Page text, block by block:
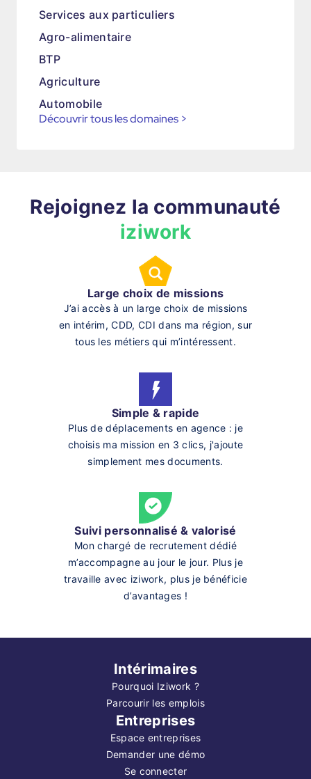
Services aux particuliers
Agro-alimentaire
BTP
Agriculture
Automobile
Découvrir tous les domaines >
Rejoignez la communauté
iziwork
Large choix de missions
J’ai accès à un large choix de missions
en intérim, CDD, CDI dans ma région, sur
tous les métiers qui m’intéressent.
Simple & rapide
Plus de déplacements en agence : je
choisis ma mission en 3 clics, j'ajoute
simplement mes documents.
Suivi personnalisé & valorisé
Mon chargé de recrutement dédié
m’accompagne au jour le jour. Plus je
travaille avec iziwork, plus je bénéficie
d’avantages !
Intérimaires
Pourquoi Iziwork ?
Parcourir les emplois
Entreprises
Espace entreprises
Demander une démo
Se connecter